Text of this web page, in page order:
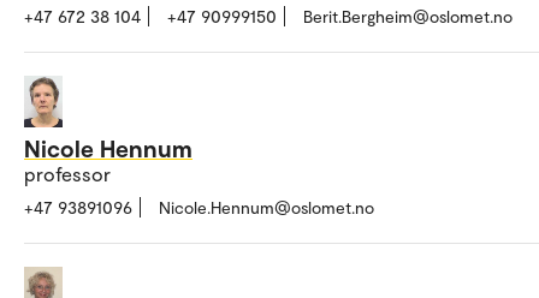
+47 672 38 104 +47 90999150 Berit.Bergheim@oslomet.no
Nicole Hennum
professor
+47 93891096 Nicole.Hennum@oslomet.no